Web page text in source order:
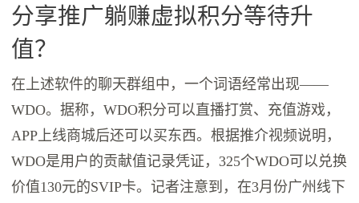
分享推广躺赚虚拟积分等待升
值？
在上述软件的聊天群组中，一个词语经常出现——
WDO。据称，WDO积分可以直播打赏、充值游戏，
APP上线商城后还可以买东西。根据推介视频说明，
WDO是用户的贡献值记录凭证，325个WDO可以兑换
价值130元的SVIP卡。记者注意到，在3月份广州线下